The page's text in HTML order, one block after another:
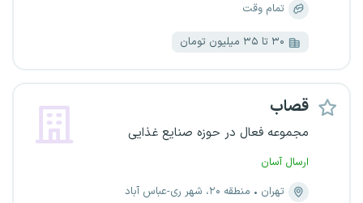
تمام وقت
۳۰ تا ۳۵ میلیون تومان
قصاب
مجموعه فعال در حوزه صنایع غذایی
ارسال آسان
تهران
منطقه ۲۰، شهر ری-عباس آباد